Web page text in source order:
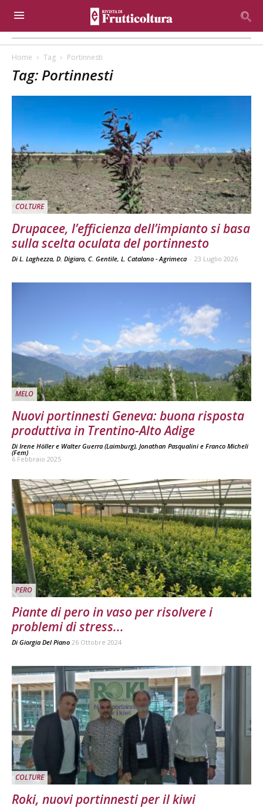
Home Tag Portinnesti
Tag: Portinnesti
COLTURE
Drupacee, l’efficienza dell’impianto si basa
sulla scelta oculata del portinnesto
Di L. Laghezza, D. Digiaro, C. Gentile, L. Catalano - Agrimeca - 23 Luglio 2026
MELO
Nuovi portinnesti Geneva: buona risposta
produttiva in Trentino-Alto Adige
Di Irene Höller e Walter Guerra (Laimburg), Jonathan Pasqualini e Franco Micheli
(Fem) -
6 Febbraio 2025
PERO
Piante di pero in vaso per risolvere i
problemi di stress...
Di Giorgia Del Piano 26 Ottobre 2024
COLTURE
Roki, nuovi portinnesti per il kiwi